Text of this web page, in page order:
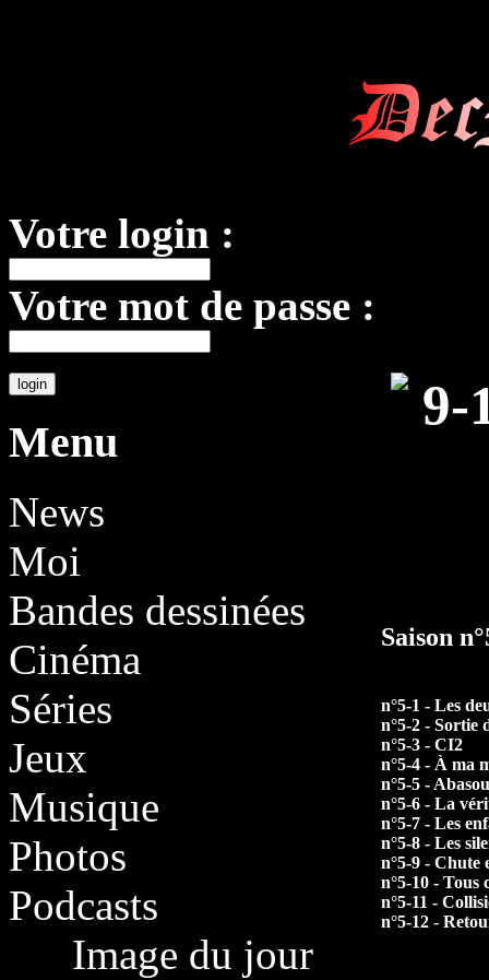
Votre login :
Votre mot de passe :
Menu
News
Moi
Bandes dessinées
Cinéma
Séries
Jeux
Musique
Photos
Podcasts
Image du jour
Saison
n°5-1 - Les
n°5-2 - Sortie
n°5-3 - CI2
n°5-4 - À ma
n°5-5 -
n°5-6 - La
n°5-7 - Les
n°5-8 - Les
n°5-9 - Chute
n°5-10 - Tous
n°5-11 -
n°5-12 -